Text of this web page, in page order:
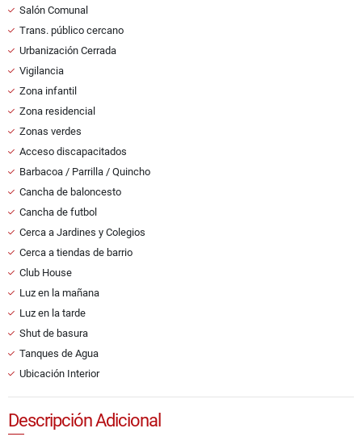
Salón Comunal
Trans. público cercano
Urbanización Cerrada
Vigilancia
Zona infantil
Zona residencial
Zonas verdes
Acceso discapacitados
Barbacoa / Parrilla / Quincho
Cancha de baloncesto
Cancha de futbol
Cerca a Jardines y Colegios
Cerca a tiendas de barrio
Club House
Luz en la mañana
Luz en la tarde
Shut de basura
Tanques de Agua
Ubicación Interior
Descripción Adicional